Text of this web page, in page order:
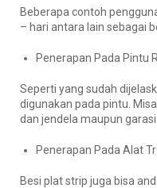
Beberapa contoh
– hari antara lain sebagai
Penerapan Pada Pintu
Seperti yang sudah
digunakan pada pintu.
dan jendela maupun garasi.
Penerapan Pada Alat
Besi plat strip juga bisa